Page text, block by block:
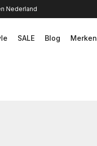
Nederland
SALE Blog Merken